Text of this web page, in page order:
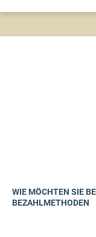
WIE MÖCHTEN SIE
BEZAHLMETHODEN